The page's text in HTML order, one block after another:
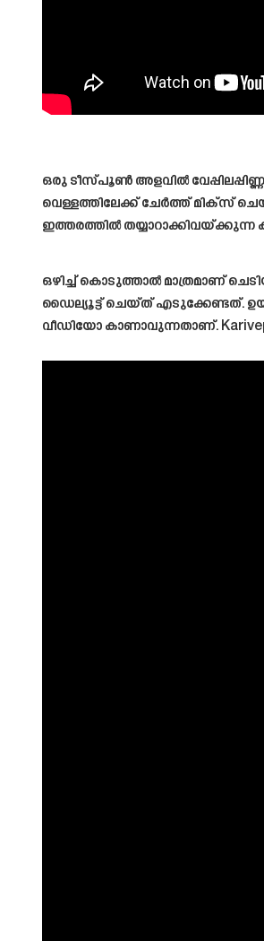
ഒരു ടീസ്പൂൺ അളവിൽ
വെള്ളത്തിലേക്ക് ചേർത്ത് മിക്സ്
ഇത്തരത്തിൽ
ഒഴിച്ച് കൊടുത്താൽ മാത്രമാണ്
ഡൈല്യൂട്ട് ചെയ്ത് എടുക്കേണ്ടത്.
വീഡിയോ കാണാവുന്നതാണ്.